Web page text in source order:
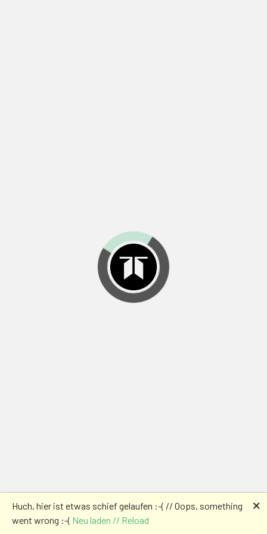
Huch, hier ist etwas schief gelaufen :-( // Oops, something
went wrong :-( Neu laden // Reload
🗙